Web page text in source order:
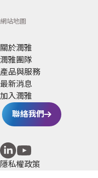
網站地圖
關於潤雅
潤雅團隊
產品與服務
最新消息
加入潤雅
聯絡我們
隱私權政策